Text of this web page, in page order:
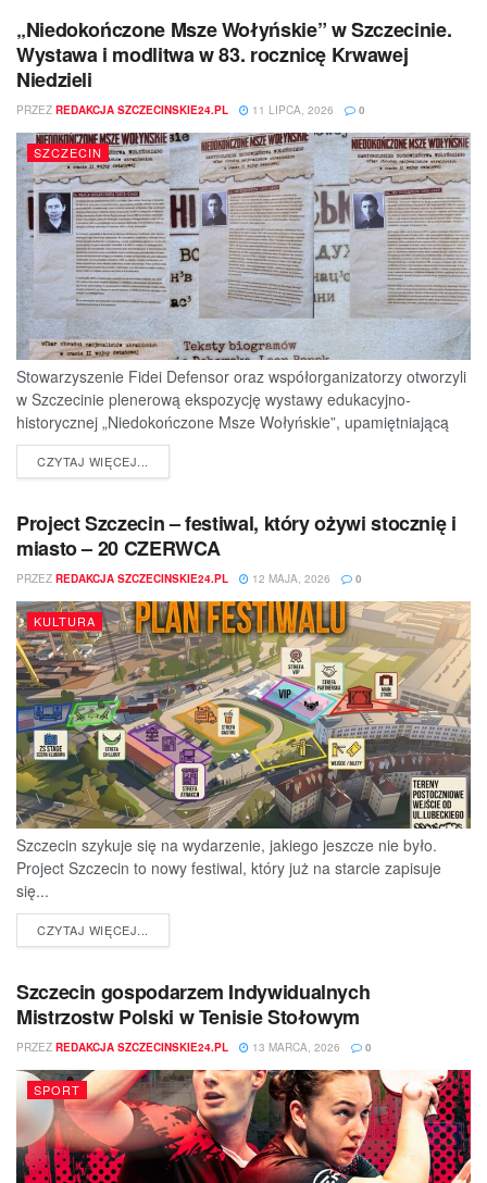
„Niedokończone Msze Wołyńskie” w Szczecinie.
Wystawa i modlitwa w 83. rocznicę Krwawej
Niedzieli
PRZEZ REDAKCJA SZCZECINSKIE24.PL 11 LIPCA, 2026 0
SZCZECIN
Stowarzyszenie Fidei Defensor oraz współorganizatorzy otworzyli
w Szczecinie plenerową ekspozycję wystawy edukacyjno-
historycznej „Niedokończone Msze Wołyńskie”, upamiętniającą
ofiary jednej z najtragiczniejszych...
CZYTAJ WIĘCEJ...
Project Szczecin – festiwal, który ożywi stocznię i
miasto – 20 CZERWCA
PRZEZ REDAKCJA SZCZECINSKIE24.PL 12 MAJA, 2026 0
KULTURA
Szczecin szykuje się na wydarzenie, jakiego jeszcze nie było.
Project Szczecin to nowy festiwal, który już na starcie zapisuje
się...
CZYTAJ WIĘCEJ...
Szczecin gospodarzem Indywidualnych
Mistrzostw Polski w Tenisie Stołowym
PRZEZ REDAKCJA SZCZECINSKIE24.PL 13 MARCA, 2026 0
SPORT